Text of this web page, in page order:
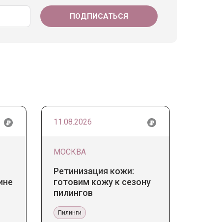
11.08.2026
МОСКВА
Ретинизация кожи:
готовим кожу к сезону
пилингов
Пилинги